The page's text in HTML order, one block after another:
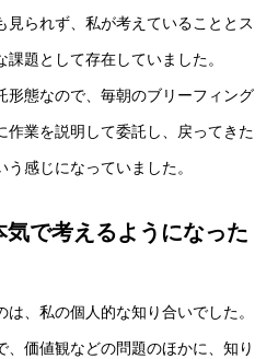
見られず、私が考えていることとス
題として存在していました。
形態なので、毎朝のブリーフィング
作業を説明して委託し、戻ってきた
感じになっていました。
で考えるようになった
、私の個人的な知り合いでした。
価値観などの問題のほかに、知り